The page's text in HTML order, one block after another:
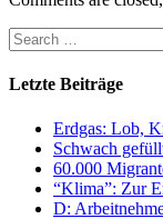
Letzte Beiträge
Erdgas: Lob,
Schwach
60.000
“Klima”: Zur
D: